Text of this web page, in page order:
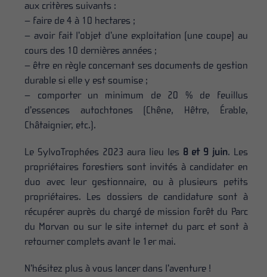
aux critères suivants :
– faire de 4 à 10 hectares ;
– avoir fait l’objet d’une exploitation (une coupe) au
cours des 10 dernières années ;
– être en règle concernant ses documents de gestion
durable si elle y est soumise ;
– comporter un minimum de 20 % de feuillus
d’essences autochtones (Chêne, Hêtre, Érable,
Châtaignier, etc.).
Le SylvoTrophées 2023 aura lieu les 8 et 9 juin. Les
propriétaires forestiers sont invités à candidater en
duo avec leur gestionnaire, ou à plusieurs petits
propriétaires. Les dossiers de candidature sont à
récupérer auprès du chargé de mission forêt du Parc
du Morvan ou sur le site internet du parc et sont à
retourner complets avant le 1 er mai.
N’hésitez plus à vous lancer dans l’aventure !